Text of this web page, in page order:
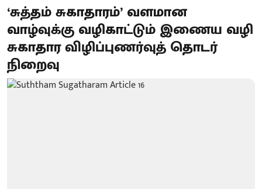
‘சுத்தம் சுகாதாரம்’ வளமான
வாழ்வுக்கு வழிகாட்டும் இணைய வழி
சுகாதார விழிப்புணர்வுத் தொடர்
நிறைவு